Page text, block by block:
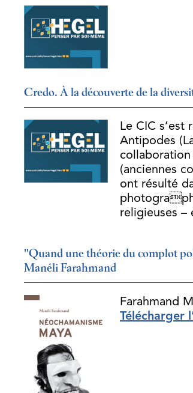
Credo. À la découverte de la
Le CIC
Antipodes
(anciennes
ont résulté
religieuses –
"Quand une théorie du complot
Manéli Farahmand
Farahmand
Télécharger